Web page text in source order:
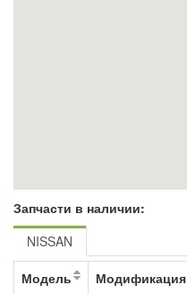
Запчасти в наличии:
NISSAN
Модель Модификация